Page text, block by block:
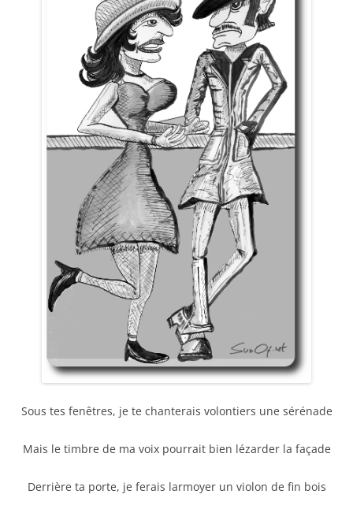
Sous tes fenêtres, je te chanterais volontiers une sérénade
Mais le timbre de ma voix pourrait bien lézarder la façade
Derrière ta porte, je ferais larmoyer un violon de fin bois